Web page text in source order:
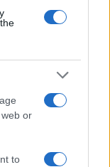
or
to
hanno